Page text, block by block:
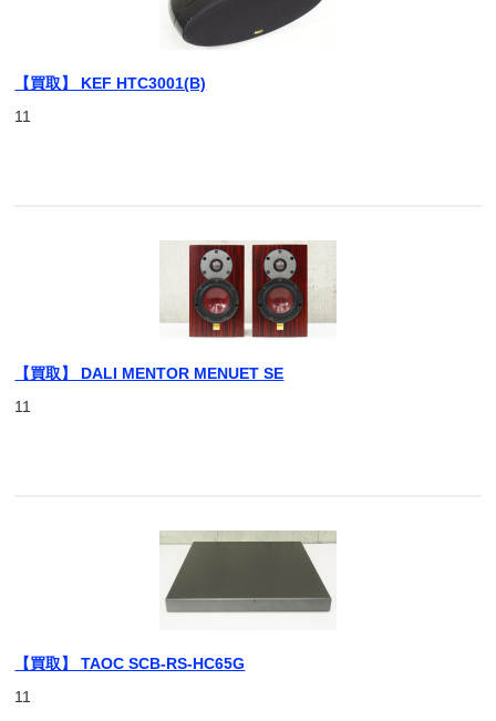
【買取】 KEF HTC3001(B)
11
【買取】 DALI MENTOR MENUET SE
11
【買取】 TAOC SCB-RS-HC65G
11